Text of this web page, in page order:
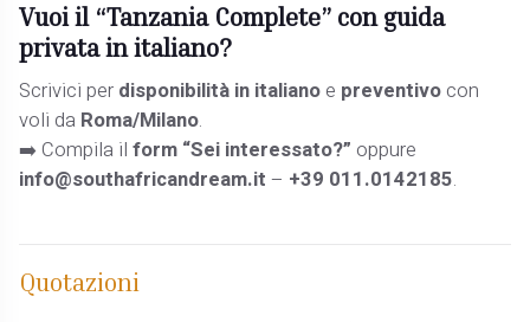
Vuoi il “Tanzania Complete” con guida
privata in italiano?
Scrivici per disponibilità in italianoe preventivocon
voli da Roma/Milano.
➡️ Compila ilform “Sei interessato?” oppure
info@southafricandream.it – +39 011.0142185.
Quotazioni